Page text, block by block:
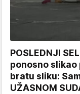
POSLEDNJI
ponosno
bratu sliku:
UŽASNOM